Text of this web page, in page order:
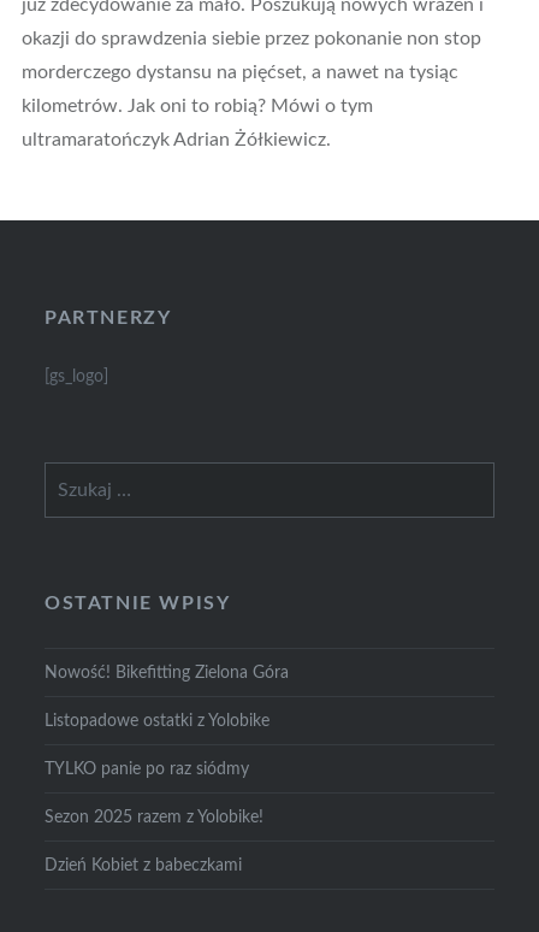
już zdecydowanie za mało. Poszukują nowych wrażeń i
okazji do sprawdzenia siebie przez pokonanie non stop
morderczego dystansu na pięćset, a nawet na tysiąc
kilometrów. Jak oni to robią? Mówi o tym
ultramaratończyk Adrian Żółkiewicz.
PARTNERZY
[gs_logo]
OSTATNIE WPISY
Nowość! Bikefitting Zielona Góra
Listopadowe ostatki z Yolobike
TYLKO panie po raz siódmy
Sezon 2025 razem z Yolobike!
Dzień Kobiet z babeczkami